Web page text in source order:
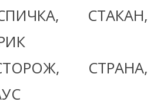
СТАКАН,
СТРАНА,